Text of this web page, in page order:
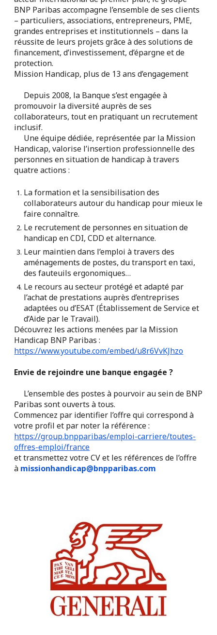
BNP Paribas accompagne l’ensemble de ses clients
– particuliers, associations, entrepreneurs, PME,
grandes entreprises et institutionnels – dans la
réussite de leurs projets grâce à des solutions de
financement, d’investissement, d’épargne et de
protection.
Mission Handicap, plus de 13 ans d’engagement
Depuis 2008, la Banque s’est engagée à
promouvoir la diversité auprès de ses
collaborateurs, tout en pratiquant un recrutement
inclusif.
Une équipe dédiée, représentée par la Mission
Handicap, valorise l’insertion professionnelle des
personnes en situation de handicap à travers
quatre actions :
La formation et la sensibilisation des
collaborateurs autour du handicap pour mieux le
faire connaître.
Le recrutement de personnes en situation de
handicap en CDI, CDD et alternance.
Leur maintien dans l’emploi à travers des
aménagements de postes, du transport en taxi,
des fauteuils ergonomiques…
Le recours au secteur protégé et adapté par
l’achat de prestations auprès d’entreprises
adaptées ou d’ESAT (Établissement de Service et
d’Aide par le Travail).
Découvrez les actions menées par la Mission
Handicap BNP Paribas :
https://www.youtube.com/embed/u8r6VvKJhzo
Envie de rejoindre une banque engagée ?
L’ensemble des postes à pourvoir au sein de BNP
Paribas sont ouverts à tous.
Commencez par identifier l’offre qui correspond à
votre profil et par noter la référence :
https://group.bnpparibas/emploi-carriere/toutes-
offres-emploi/france
et transmettez votre CV et les références de l’offre
à missionhandicap@bnpparibas.com